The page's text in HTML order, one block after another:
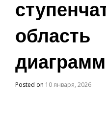
область
Posted on 10 января, 2026